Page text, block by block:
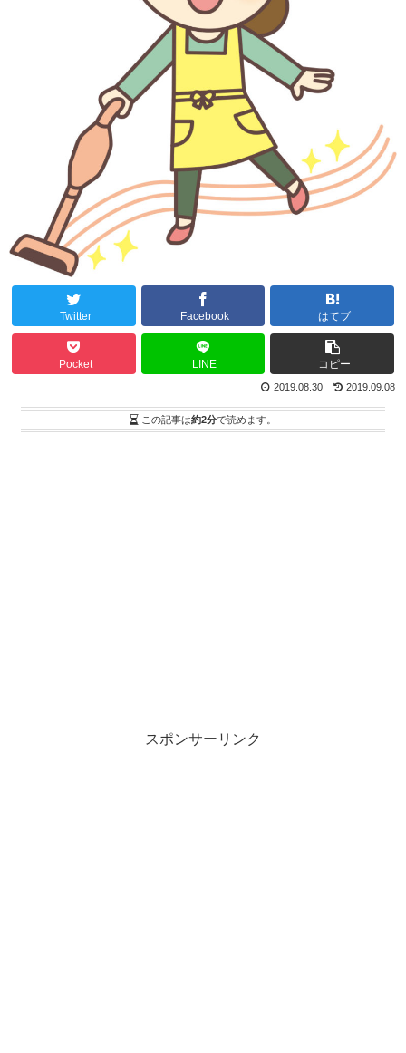
Twitter Facebook はてブ
Pocket LINE コピー
2019.09.08
2019.08.30
この記事は約2分で読めます。
スポンサーリンク